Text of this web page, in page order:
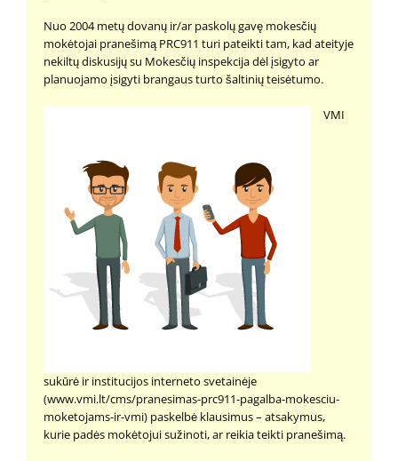
Nuo 2004 metų dovanų ir/ar paskolų gavę mokesčių
mokėtojai pranešimą PRC911 turi pateikti tam, kad ateityje
nekiltų diskusijų su Mokesčių inspekcija dėl įsigyto ar
planuojamo įsigyti brangaus turto šaltinių teisėtumo.
VMI
sukūrė ir institucijos interneto svetainėje
(www.vmi.lt/cms/pranesimas-prc911-pagalba-mokesciu-
moketojams-ir-vmi) paskelbė klausimus – atsakymus,
kurie padės mokėtojui sužinoti, ar reikia teikti pranešimą.